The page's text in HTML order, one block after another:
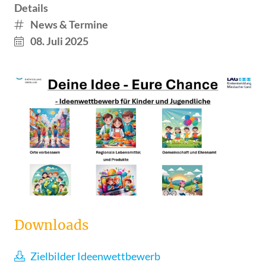
Details
News & Termine
08. Juli 2025
Downloads
Zielbilder Ideenwettbewerb